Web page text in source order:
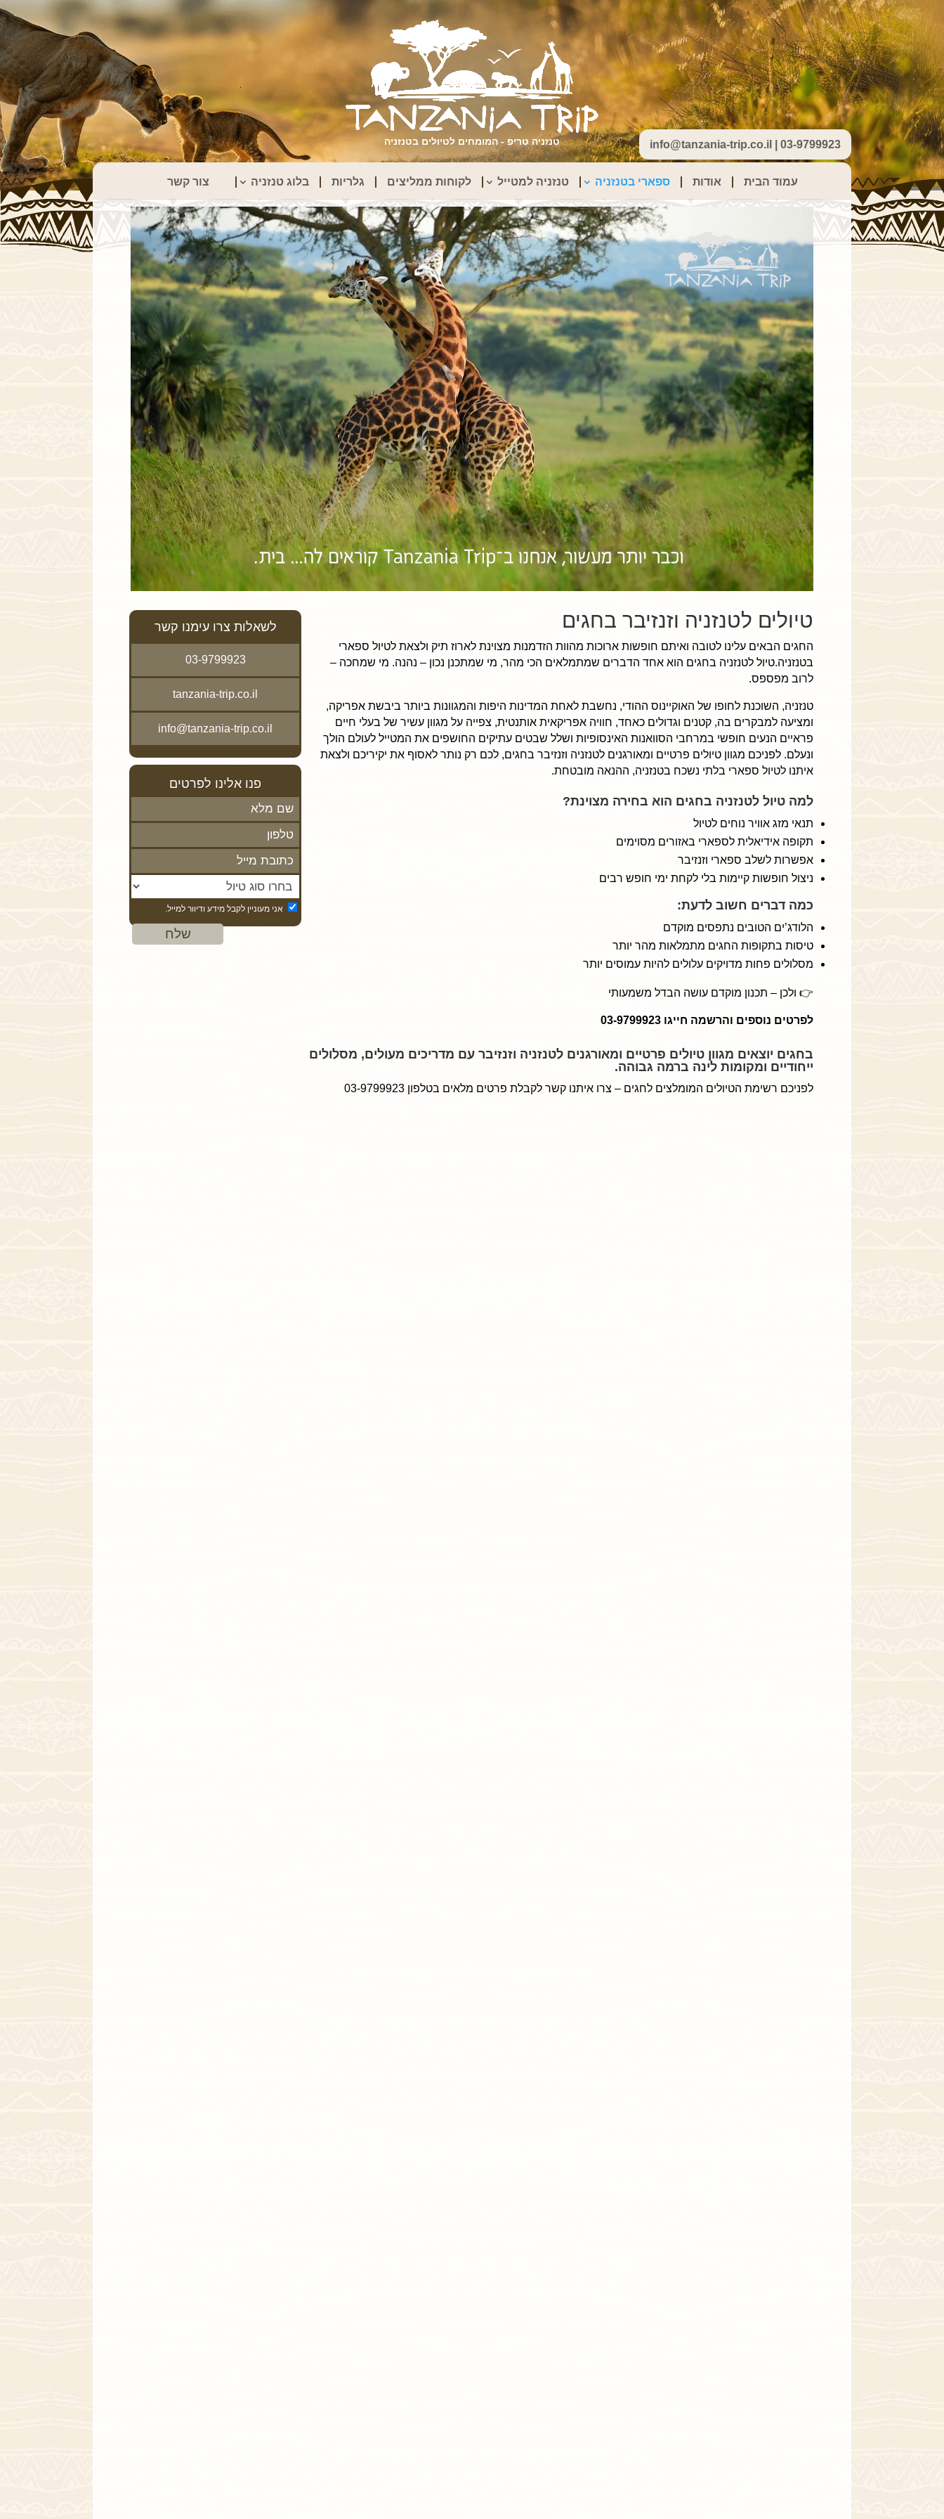
טנזניה טריפ - המומחים לטיולים בטנזניה info@tanzania-trip.co.il | 03-9799923
עמוד הבית אודות ספארי בטנזניה טנזניה למטייל לקוחות ממליצים גלריות בלוג טנזניה צור קשר
לשאלות צרו עימנו קשר
03-9799923
tanzania-trip.co.il
info@tanzania-trip.co.il
פנו אלינו לפרטים
אני מעוניין לקבל מידע ודיוור למייל.
טיולים לטנזניה וזנזיבר בחגים
החגים הבאים עלינו לטובה ואיתם חופשות ארוכות מהוות הזדמנות מצוינת לארוז תיק ולצאת לטיול ספארי
בטנזניה.טיול לטנזניה בחגים הוא אחד הדברים שמתמלאים הכי מהר, מי שמתכנן נכון – נהנה. מי שמחכה –
לרוב מפספס.
טנזניה, השוכנת לחופו של האוקיינוס ההודי, נחשבת לאחת המדינות היפות והמגוונות ביותר ביבשת אפריקה,
ומציעה למבקרים בה, קטנים וגדולים כאחד, חוויה אפריקאית אותנטית, צפייה על מגוון עשיר של בעלי חיים
פראיים הנעים חופשי במרחבי הסוואנות האינסופיות ושלל שבטים עתיקים החושפים את המטייל לעולם הולך
ונעלם. לפניכם מגוון טיולים פרטיים ומאורגנים לטנזניה וזנזיבר בחגים, לכם רק נותר לאסוף את יקיריכם ולצאת
איתנו לטיול ספארי בלתי נשכח בטנזניה, ההנאה מובטחת.
למה טיול לטנזניה בחגים הוא בחירה מצוינת?
תנאי מזג אוויר נוחים לטיול
תקופה אידיאלית לספארי באזורים מסוימים
אפשרות לשלב ספארי וזנזיבר
ניצול חופשות קיימות בלי לקחת ימי חופש רבים
כמה דברים חשוב לדעת:
הלודג’ים הטובים נתפסים מוקדם
טיסות בתקופות החגים מתמלאות מהר יותר
מסלולים פחות מדויקים עלולים להיות עמוסים יותר
👉 ולכן – תכנון מוקדם עושה הבדל משמעותי
לפרטים נוספים והרשמה חייגו 03-9799923
בחגים יוצאים מגוון טיולים פרטיים ומאורגנים לטנזניה וזנזיבר עם מדריכים מעולים, מסלולים
ייחודיים ומקומות לינה ברמה גבוהה.
לפניכם רשימת הטיולים המומלצים לחגים – צרו איתנו קשר לקבלת פרטים מלאים בטלפון 03-9799923